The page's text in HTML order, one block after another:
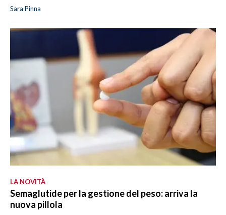
Sara Pinna
LA NOVITÀ
Semaglutide per la gestione del peso: arriva la
nuova pillola